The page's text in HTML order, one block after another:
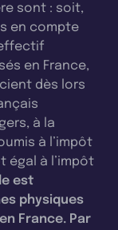
sont : soit,
en compte
en France,
dès lors
à la
à l’impôt
égal à l’impôt
est
physiques
France. Par